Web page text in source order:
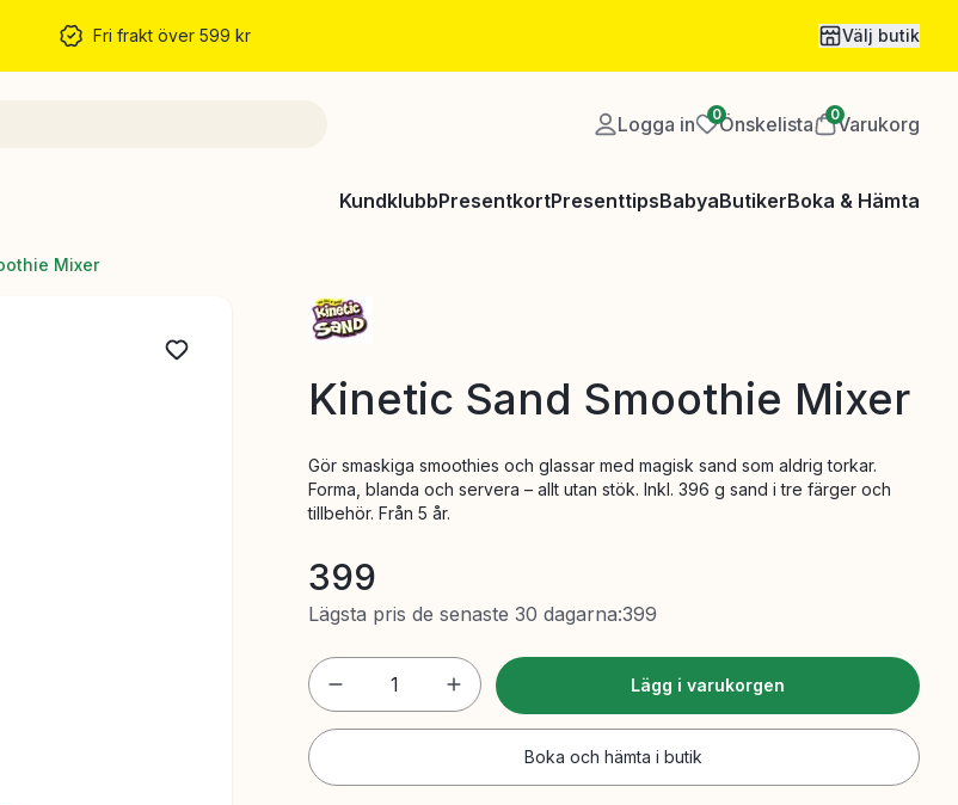
Fri frakt över 599 kr Välj butik
Logga in 0Önskelista 0Varukorg
KundklubbPresentkortPresenttipsBabyaButikerBoka & Hämta
Mixer
Kinetic Sand Smoothie Mixer
Gör smaskiga smoothies och glassar med magisk sand som aldrig torkar.
Forma, blanda och servera – allt utan stök. Inkl. 396 g sand i tre färger och
tillbehör. Från 5 år.
399
Lägsta pris de senaste 30 dagarna:399
1 Lägg i varukorgen
Boka och hämta i butik